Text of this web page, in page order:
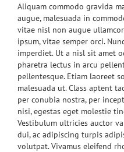
Aliquam commodo gravida
augue, malesuada in
vitae nisl non augue
ipsum, vitae semper orci.
imperdiet. Ut a nisl sit amet
pharetra lectus in arcu
pellentesque. Etiam laoreet
malesuada ut. Class aptent
per conubia nostra, per
nisi, egestas eget molestie
Vestibulum ultricies auctor
dui, ac adipiscing turpis
volutpat. Vivamus eleifend